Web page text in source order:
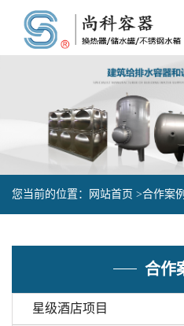
您当前的位置： 网站首页 >合作案
合作
星级酒店项目